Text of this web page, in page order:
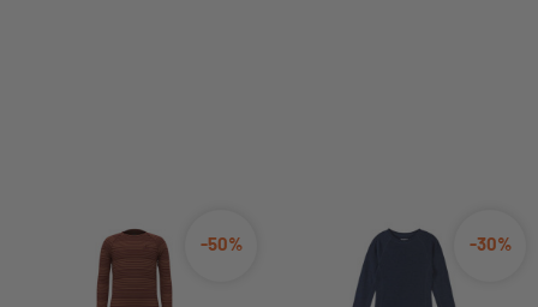
-50% -30%